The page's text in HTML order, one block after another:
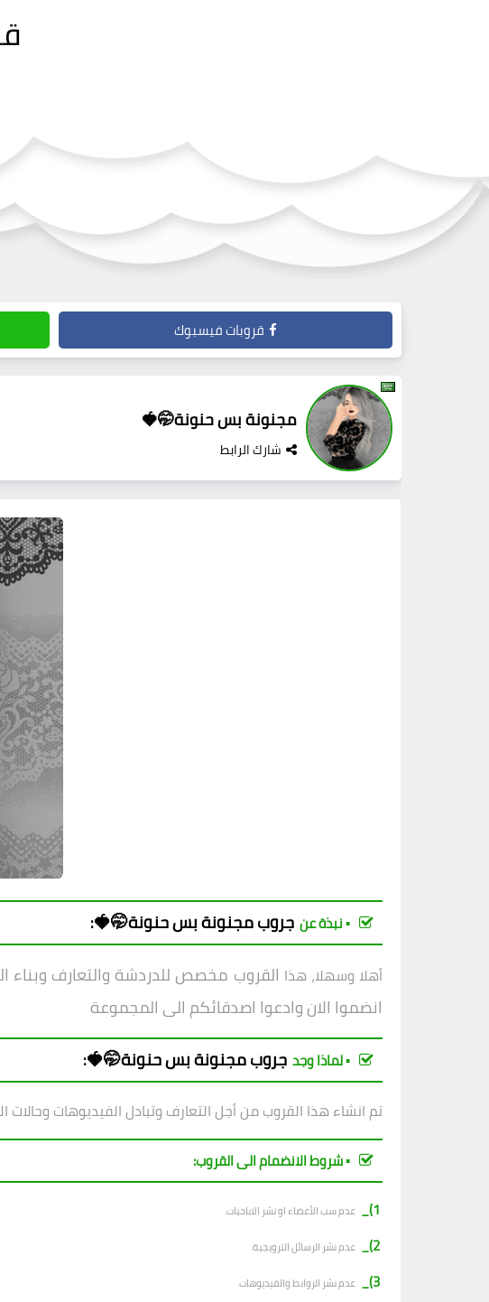
قروبات فيسبوك
مجنونة بس حنونة🤭🍓
شارك الرابط
▪︎ نبذة عن جروبمجنونة بس حنونة🤭🍓:
أهلا وسهلا، هذا القروب مخصص للدردشة والتعارف وبناء
انضموا الان وادعوا اصدقائكم الى المجموعة
▪︎ لماذا وجد جروبمجنونة بس حنونة🤭🍓:
تم انشاء هذا القروب من أجل التعارف وتبادل الفيديوهات وحالات
▪︎ شروط الانضمام الى القروب:
1)_
عدم سب الأعضاء او نشر الاباحيات.
2)_ عدم نشر الرسائل الترويجية.
3)_ عدم نشر الروابط والفيديوهات.